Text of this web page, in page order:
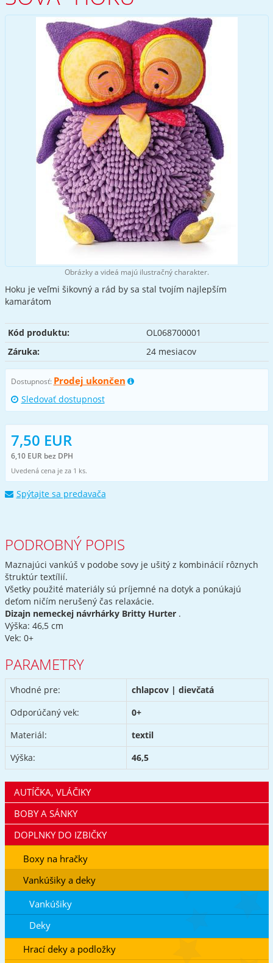
Obrázky a videá majú ilustračný charakter.
Hoku je veľmi šikovný a rád by sa stal tvojím najlepším
kamarátom
Kód produktu:
OL068700001
Záruka:
24 mesiacov
Dostupnosť: Prodej ukončen
Sledovať dostupnost
7,50 EUR
6,10 EUR bez DPH
Uvedená cena je za 1 ks.
Spýtajte sa predavača
PODROBNÝ POPIS
Maznajúci vankúš v podobe sovy je ušitý z kombinácií rôznych
štruktúr textílií.
Všetky použité materiály sú príjemné na dotyk a ponúkajú
deťom ničím nerušený čas relaxácie.
Dizajn nemeckej návrhárky Britty Hurter.
Výška: 46,5 cm
Vek: 0+
PARAMETRY
Vhodné pre:
chlapcov | dievčatá
Odporúčaný vek:
0+
Materiál:
textil
Výška:
46,5
AUTÍČKA, VLÁČIKY
BOBY A SÁNKY
DOPLNKY DO IZBIČKY
Boxy na hračky
Vankúšiky a deky
Vankúšiky
Deky
Hrací deky a podložky